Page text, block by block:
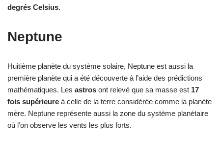
degrés Celsius.
Neptune
Huitième planète du système solaire, Neptune est aussi la
première planète qui a été découverte à l’aide des prédictions
mathématiques. Les astros ont relevé que sa masse est 17
fois supérieure à celle de la terre considérée comme la planète
mère. Neptune représente aussi la zone du système planétaire
où l’on observe les vents les plus forts.